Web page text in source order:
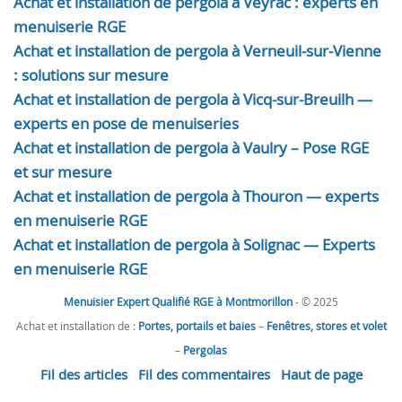
menuiserie RGE
Achat et installation de pergola à Verneuil-sur-Vienne
: solutions sur mesure
Achat et installation de pergola à Vicq-sur-Breuilh —
experts en pose de menuiseries
Achat et installation de pergola à Vaulry – Pose RGE
et sur mesure
Achat et installation de pergola à Thouron — experts
en menuiserie RGE
Achat et installation de pergola à Solignac — Experts
en menuiserie RGE
Menuisier Expert Qualifié RGE à Montmorillon- © 2025
Achat et installation de : Portes, portails et baies– Fenêtres, stores et volet
– Pergolas
Fil des articles Fil des commentaires Haut de page